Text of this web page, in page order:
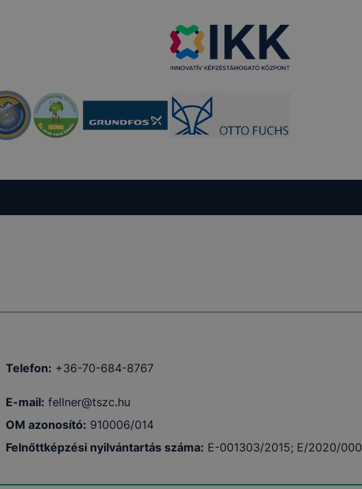
Telefon: +36-70-684-8767
E-mail: fellner@tszc.hu
OM azonosító: 910006/014
Felnőttképzési nyilvántartás száma: E-001303/2015; E/2020/